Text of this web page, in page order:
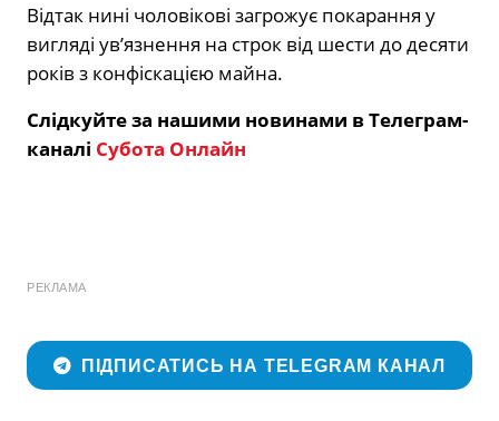
Відтак нині чоловікові загрожує покарання у
вигляді ув’язнення на строк від шести до десяти
років з конфіскацією майна.
Слідкуйте за нашими новинами в Телеграм-
каналі Субота Онлайн
РЕКЛАМА
ПІДПИСАТИСЬ НА TELEGRAM КАНАЛ